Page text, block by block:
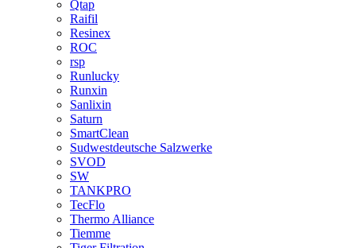
Qtap
Raifil
Resinex
ROC
rsp
Runlucky
Runxin
Sanlixin
Saturn
SmartClean
Sudwestdeutsche Salzwerke
SVOD
SW
TANKPRO
TecFlo
Thermo Alliance
Tiemme